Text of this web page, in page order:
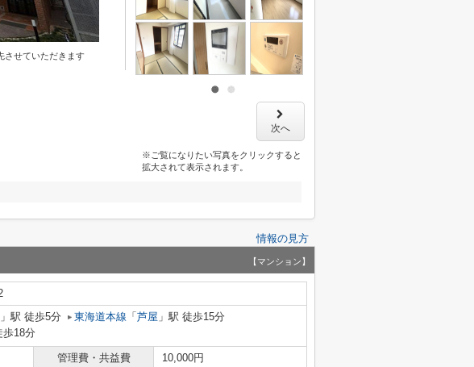
させていただきます
次へ
※ご覧になりたい写真をクリックすると
拡大されて表示されます。
情報の見方
【マンション】
」駅 徒歩5分 東海道本線 「 芦屋 」駅 徒歩15分
歩18分
管理費・共益費
10,000円